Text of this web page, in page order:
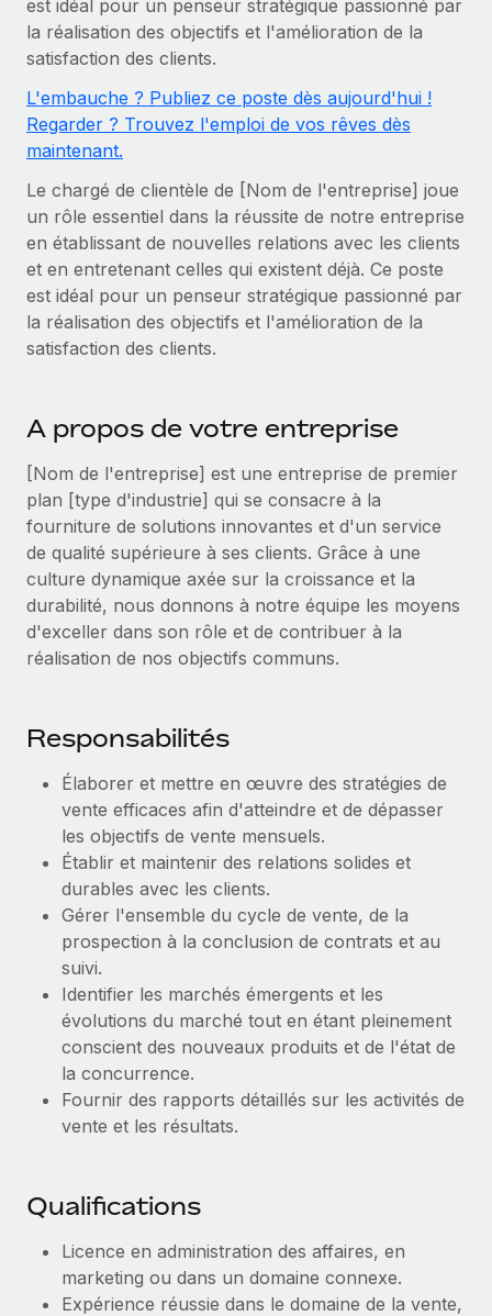
Gestion des freelances
Intégrez et gérez vos freelances partout dans le monde
Sous-traitez les opérations complexes liées à l’emploi
Intégration Remote
Intégrez vos RH aux flux de travail en toute simplicité
Plateforme
Des fonctions RH clés intégrées pour votre équipe
Connecter Nouveau
Rationalisez vos processus avec des outils essentiels
SERVICES
Demandez aux experts
Recevez des conseils d’experts sur les RH à
candidats
Remote Watchtower
Gardez un temps d’avance sur les risques en
matière de conformité
Gestion des appareils
Achetez et suivez vos équipements informatiques
dans le monde entier
Création d’entité
Établissez des entités rapidement et en toute
conformité
Mobilité et déménagement international
Organisez facilement le déménagement de vos
Avantages sociaux
Comparer Remote
Examinez notre service par rapport aux autres
CROISSANCE
Start-ups
paie des entreprises en pleine croissance
Entreprises intermédiaires
Développez vos équipes avec des solutions RH sur
mesure
Entreprise
TRAVAILLONS ENSEMBLE
Partenaires stratégiques de la tech
Intégrez les RH à l’international de manière flexible
Devenir partenaire
Explorez avec nous vos opportunités de partenariat
Remote Build
Bientôt disponible
Conseil en intégrations et automatisations assistées par
ÉTUDES DE CAS
pays
Calculateur de paiement des freelances
Découvrez les devises disponibles et les vitesses de
paiement pour vos freelances internationaux
APPRENDRE AVEC REMOTE
Recherche et guides
Études de cas
Glossaire RH
Événements
Salle de presse
Données sur les salaires et les talents
Centre de ressources
Voir toutes les ressources
Paie multipays
Gestion des freelances
Taxes
Explorer le blog
Mises à jour des produits de Remote :
Remote a toujours pour mission d'aider les entreprises de
toute taille à embaucher, gérer et payer...
En savoir plus
Nederlands
Français
Deutsch
Español
Italiano
Português (Portugal)
日本語
中文（简体）
Connexion
est idéal pour un penseur stratégique passionné par
la réalisation des objectifs et l'amélioration de la
satisfaction des clients.
L'embauche ? Publiez ce poste dès aujourd'hui !
Regarder ? Trouvez l'emploi de vos rêves dès
maintenant.
Le chargé de clientèle de [Nom de l'entreprise] joue
un rôle essentiel dans la réussite de notre entreprise
en établissant de nouvelles relations avec les clients
et en entretenant celles qui existent déjà. Ce poste
est idéal pour un penseur stratégique passionné par
la réalisation des objectifs et l'amélioration de la
satisfaction des clients.
A propos de votre entreprise
[Nom de l'entreprise] est une entreprise de premier
plan [type d'industrie] qui se consacre à la
fourniture de solutions innovantes et d'un service
de qualité supérieure à ses clients. Grâce à une
culture dynamique axée sur la croissance et la
durabilité, nous donnons à notre équipe les moyens
d'exceller dans son rôle et de contribuer à la
réalisation de nos objectifs communs.
Responsabilités
Élaborer et mettre en œuvre des stratégies de
vente efficaces afin d'atteindre et de dépasser
les objectifs de vente mensuels.
Établir et maintenir des relations solides et
durables avec les clients.
Gérer l'ensemble du cycle de vente, de la
prospection à la conclusion de contrats et au
suivi.
Identifier les marchés émergents et les
évolutions du marché tout en étant pleinement
conscient des nouveaux produits et de l'état de
la concurrence.
Fournir des rapports détaillés sur les activités de
vente et les résultats.
Qualifications
Licence en administration des affaires, en
marketing ou dans un domaine connexe.
Expérience réussie dans le domaine de la vente,